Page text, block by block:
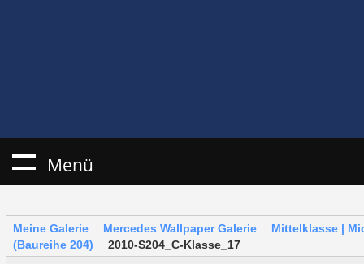
Menü
Meine Galerie Mercedes Wallpaper Galerie
Mittelklasse |
(Baureihe 204)
2010-S204_C-Klasse_17